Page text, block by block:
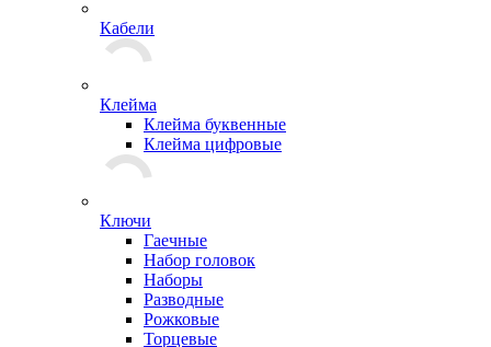
Кабели
Клейма
Клейма буквенные
Клейма цифровые
Ключи
Гаечные
Набор головок
Наборы
Разводные
Рожковые
Торцевые